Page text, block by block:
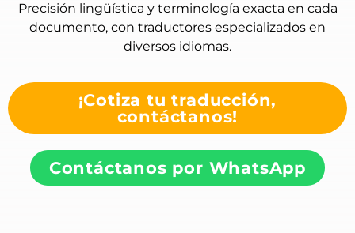
Precisión lingüística y terminología exacta en cada
documento, con traductores especializados en
diversos idiomas.
¡Cotiza tu traducción,
contáctanos!
Contáctanos por WhatsApp